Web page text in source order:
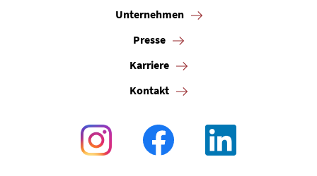
Unternehmen
Presse
Karriere
Kontakt